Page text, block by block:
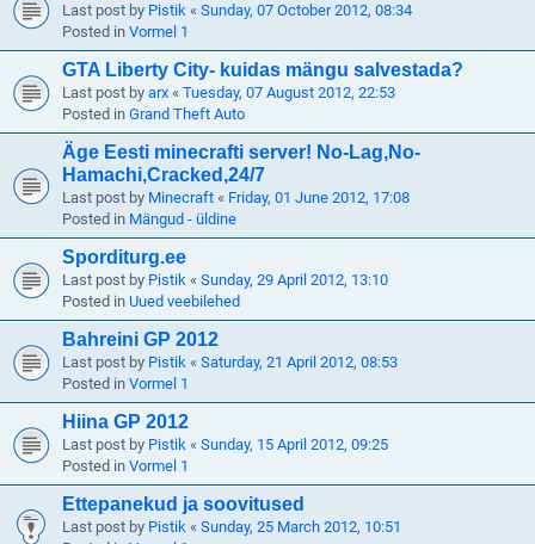
Last post by Pistik « Sunday, 07 October 2012, 08:34
Posted in Vormel 1
GTA Liberty City- kuidas mängu salvestada?
Last post by arx « Tuesday, 07 August 2012, 22:53
Posted in Grand Theft Auto
Äge Eesti minecrafti server! No-Lag,No-
Hamachi,Cracked,24/7
Last post by Minecraft « Friday, 01 June 2012, 17:08
Posted in Mängud - üldine
Sporditurg.ee
Last post by Pistik « Sunday, 29 April 2012, 13:10
Posted in Uued veebilehed
Bahreini GP 2012
Last post by Pistik « Saturday, 21 April 2012, 08:53
Posted in Vormel 1
Hiina GP 2012
Last post by Pistik « Sunday, 15 April 2012, 09:25
Posted in Vormel 1
Ettepanekud ja soovitused
Last post by Pistik « Sunday, 25 March 2012, 10:51